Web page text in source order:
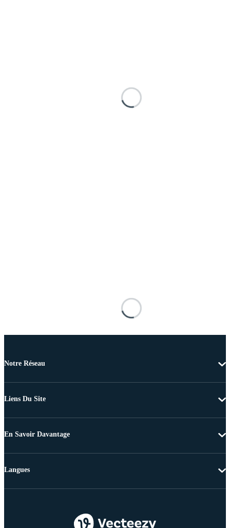
Notre Réseau
Liens Du Site
En Savoir Davantage
Langues